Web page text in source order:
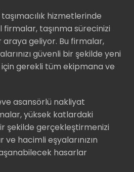
hizmetlerinde
taşınma sürecinizi
araya geliyor. Bu firmalar,
güvenli bir şekilde yeni
gerekli tüm ekipmana ve
asansörlü nakliyat
yüksek katlardaki
şekilde gerçekleştirmenizi
ve hacimli eşyalarınızın
hasarlar